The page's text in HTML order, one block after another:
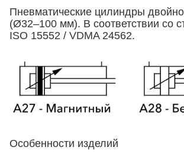
Пневматические цилиндры
(Ø32–100 мм). В соответствии со
ISO 15552 / VDMA 24562.
Особенности изделий